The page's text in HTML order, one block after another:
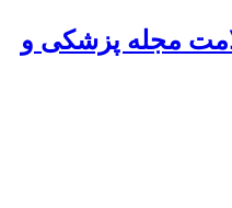
مجله پزشکی و